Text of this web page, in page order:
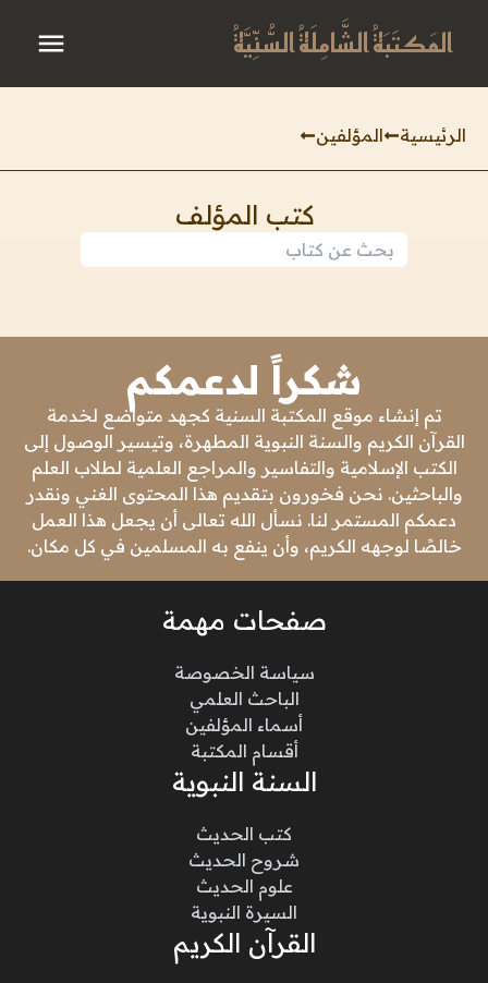
المَكتَبَةُ الشَّامِلَةُ السُّنِّيَّةُ
الرئيسية المؤلفين
كتب المؤلف
شكراً لدعمكم
تم إنشاء موقع المكتبة السنية كجهد متواضع لخدمة
القرآن الكريم والسنة النبوية المطهرة، وتيسير الوصول إلى
الكتب الإسلامية والتفاسير والمراجع العلمية لطلاب العلم
والباحثين. نحن فخورون بتقديم هذا المحتوى الغني ونقدر
دعمكم المستمر لنا. نسأل الله تعالى أن يجعل هذا العمل
خالصًا لوجهه الكريم، وأن ينفع به المسلمين في كل مكان.
صفحات مهمة
سياسة الخصوصة
الباحث العلمي
أسماء المؤلفين
أقسام المكتبة
السنة النبوية
كتب الحديث
شروح الحديث
علوم الحديث
السيرة النبوية
القرآن الكريم